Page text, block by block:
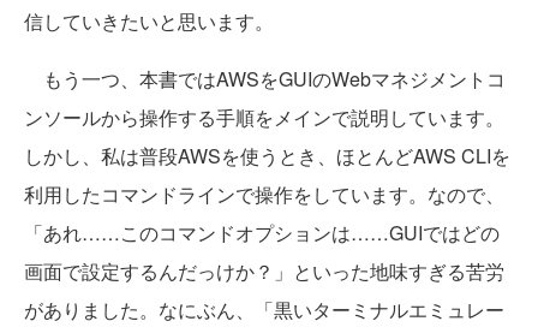
信していきたいと思います。
もう一つ、本書ではAWSをGUIのWebマネジメントコ
ンソールから操作する手順をメインで説明しています。
しかし、私は普段AWSを使うとき、ほとんどAWS CLIを
利用したコマンドラインで操作をしています。なので、
「あれ……このコマンドオプションは……GUIではどの
画面で設定するんだっけか？」といった地味すぎる苦労
がありました。なにぶん、「黒いターミナルエミュレー